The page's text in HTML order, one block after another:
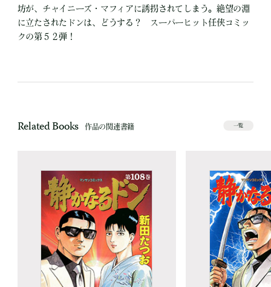
坊が、チャイニーズ・マフィアに誘拐されてしまう。絶望の淵
に立たされたドンは、どうする？ スーパーヒット任侠コミッ
クの第５２弾！
Related Books 作品の関連書籍 一覧